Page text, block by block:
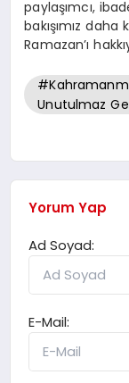
paylaşımcı,
bakışımız
Ramazan’ı
Unutulmaz
Yorum Yap
Ad Soyad:
E-Mail: